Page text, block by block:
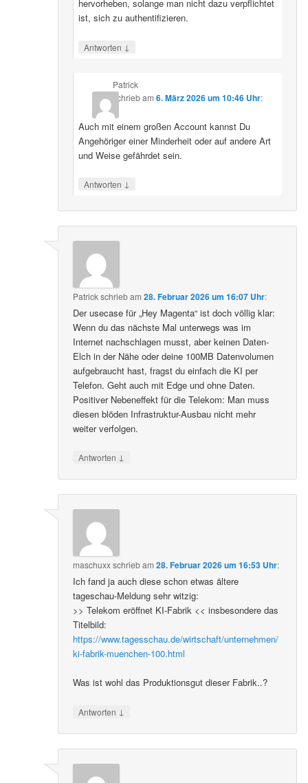
hervorheben, solange man nicht dazu verpflichtet
ist, sich zu authentifizieren.
Antworten ↓
Patrick
schriebam 6. März 2026 um 10:46 Uhr:
Auch mit einem großen Account kannst Du
Angehöriger einer Minderheit oder auf andere Art
und Weise gefährdet sein.
Antworten ↓
Patrickschriebam28. Februar 2026 um 16:07 Uhr:
Der usecase für „Hey Magenta“ ist doch völlig klar:
Wenn du das nächste Mal unterwegs was im
Internet nachschlagen musst, aber keinen Daten-
Elch in der Nähe oder deine 100MB Datenvolumen
aufgebraucht hast, fragst du einfach die KI per
Telefon. Geht auch mit Edge und ohne Daten.
Positiver Nebeneffekt für die Telekom: Man muss
diesen blöden Infrastruktur-Ausbau nicht mehr
weiter verfolgen.
Antworten ↓
maschuxxschriebam28. Februar 2026 um 16:53 Uhr:
Ich fand ja auch diese schon etwas ältere
tageschau-Meldung sehr witzig:
>> Telekom eröffnet KI-Fabrik << insbesondere das
Titelbild:
https://www.tagesschau.de/wirtschaft/unternehmen/
ki-fabrik-muenchen-100.html
Was ist wohl das Produktionsgut dieser Fabrik..?
Antworten ↓